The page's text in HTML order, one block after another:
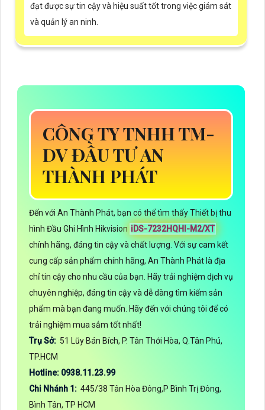
đạt được sự tin cậy và hiệu suất tốt trong việc giám sát
và quản lý an ninh.
CÔNG TY TNHH TM-
DV ĐẦU TƯ AN
THÀNH PHÁT
Đến với An Thành Phát, bạn có thể tìm thấy Thiết bị thu
hình Đầu Ghi Hình Hikvision iDS-7232HQHI-M2/XT
chính hãng, đáng tin cậy và chất lượng. Với sự cam kết
cung cấp sản phẩm chính hãng, An Thành Phát là địa
chỉ tin cậy cho nhu cầu của bạn. Hãy trải nghiệm dịch vụ
chuyên nghiệp, đáng tin cậy và dễ dàng tìm kiếm sản
phẩm mà bạn đang muốn. Hãy đến với chúng tôi để có
trải nghiệm mua sắm tốt nhất!
Trụ Sở: 51 Lũy Bán Bích, P. Tân Thới Hòa, Q.Tân Phú,
TP.HCM
Hotline: 0938.11.23.99
Chi Nhánh 1: 445/38 Tân Hòa Đông,P Bình Trị Đông,
Bình Tân, TP HCM